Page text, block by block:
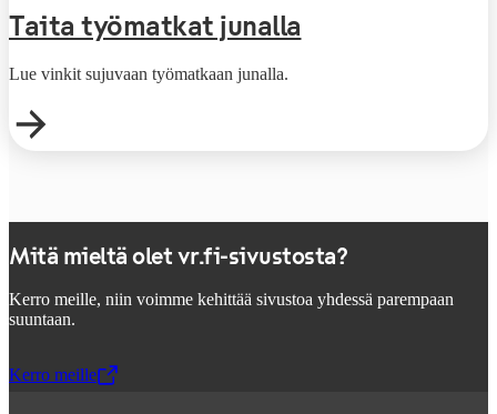
Taita työmatkat junalla
Lue vinkit sujuvaan työmatkaan junalla.
Mitä mieltä olet vr.fi-sivustosta?
Kerro meille, niin voimme kehittää sivustoa yhdessä parempaan
suuntaan.
Kerro meille
,Avataan uudessa välilehdessä